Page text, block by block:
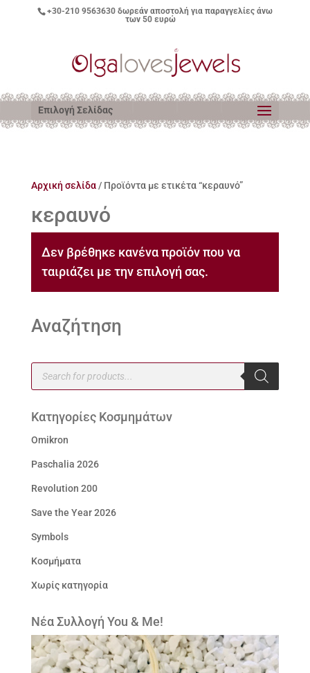
+30-210 9563630δωρεάν αποστολή για παραγγελίες άνω
των 50 ευρώ
Επιλογή Σελίδας
Αρχική σελίδα/ Προϊόντα με ετικέτα “κεραυνό”
κεραυνό
Δεν βρέθηκε κανένα προϊόν που να
ταιριάζει με την επιλογή σας.
Αναζήτηση
Products
search
Κατηγορίες Κοσμημάτων
Omikron
Paschalia 2026
Revolution 200
Save the Year 2026
Symbols
Κοσμήματα
Χωρίς κατηγορία
Νέα Συλλογή You & Me!